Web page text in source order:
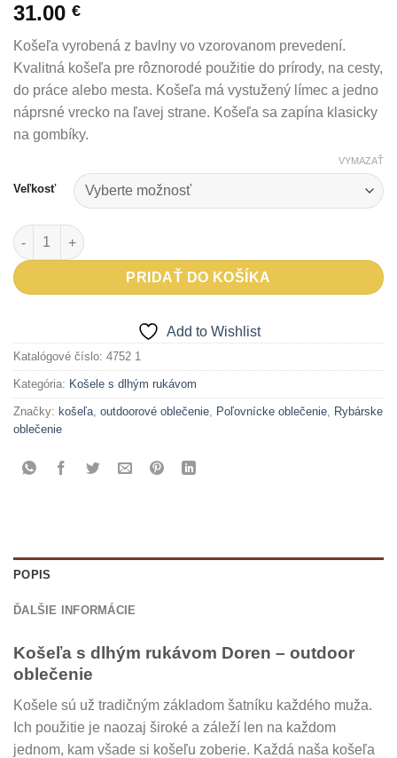
31.00 €
Košeľa vyrobená z bavlny vo vzorovanom prevedení.
Kvalitná košeľa pre rôznorodé použitie do prírody, na cesty,
do práce alebo mesta. Košeľa má vystužený límec a jedno
náprsné vrecko na ľavej strane. Košeľa sa zapína klasicky
na gombíky.
Veľkosť
VYMAZAŤ
množstvo Košeľa s dlhým rukávom DOREN
PRIDAŤ DO KOŠÍKA
Add to Wishlist
Katalógové číslo: 4752 1
Kategória: Košele s dlhým rukávom
Značky: košeľa, outdoorové oblečenie, Poľovnícke oblečenie, Rybárske
oblečenie
POPIS
ĎALŠIE INFORMÁCIE
Košeľa s dlhým rukávom Doren – outdoor
oblečenie
Košele sú už tradičným základom šatníku každého muža.
Ich použitie je naozaj široké a záleží len na každom
jednom, kam všade si košeľu zoberie. Každá naša košeľa